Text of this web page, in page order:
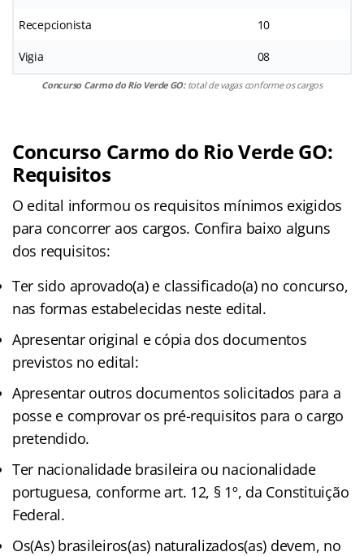
Recepcionista 10
Vigia 08
Concurso Carmo do Rio Verde GO: total de vagas conforme os cargos
Concurso Carmo do Rio Verde GO:
Requisitos
O edital informou os requisitos mínimos exigidos
para concorrer aos cargos. Confira baixo alguns
dos requisitos:
Ter sido aprovado(a) e classificado(a) no concurso,
nas formas estabelecidas neste edital.
Apresentar original e cópia dos documentos
previstos no edital:
Apresentar outros documentos solicitados para a
posse e comprovar os pré-requisitos para o cargo
pretendido.
Ter nacionalidade brasileira ou nacionalidade
portuguesa, conforme art. 12, § 1º, da Constituição
Federal.
Os(As) brasileiros(as) naturalizados(as) devem, no